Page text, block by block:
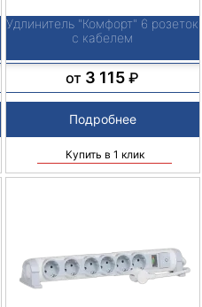
Удлинитель "Комфорт" 6 розеток
с кабелем
от 3 115₽
Подробнее
Купить в 1 клик